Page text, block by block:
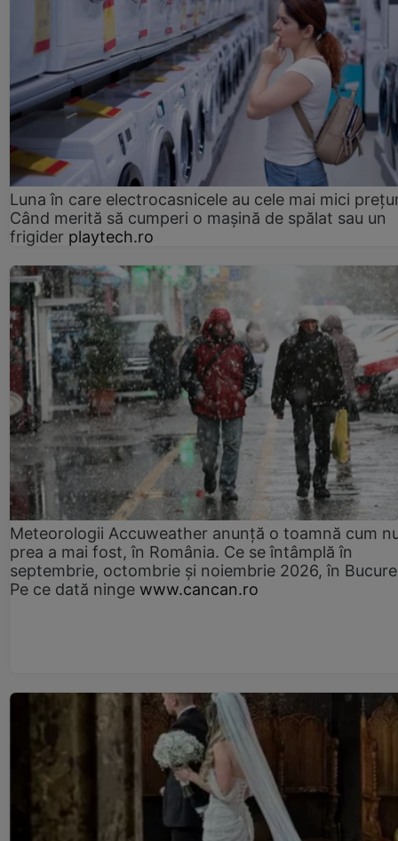
Luna în care electrocasnicele au cele mai mici
Când merită să cumperi o mașină de spălat sau un
frigider playtech.ro
Meteorologii Accuweather anunță o toamnă cum
prea a mai fost, în România. Ce se întâmplă în
septembrie, octombrie și noiembrie 2026, în
Pe ce dată ninge www.cancan.ro